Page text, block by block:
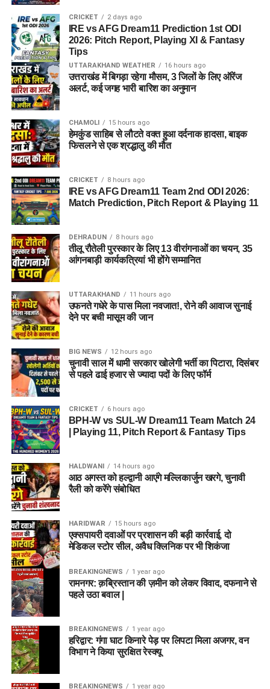
CRICKET 2 days ago
IRE vs AFG Dream11 Prediction 1st ODI
2026: Pitch Report, Playing XI & Fantasy
Tips
UTTARAKHAND WEATHER 16 hours ago
उत्तराखंड में बिगड़ा रहेगा मौसम, 3 जिलों के लिए ऑरेंज
अलर्ट, कई जगह भारी बारिश का अनुमान
CHAMOLI 15 hours ago
हेमकुंड साहिब से लौटते वक्त हुआ दर्दनाक हादसा, बाइक
फिसलने से एक श्रद्धालु की मौत
CRICKET 8 hours ago
IRE vs AFG Dream11 Team 2nd ODI 2026:
Match Prediction, Pitch Report & Playing 11
DEHRADUN 8 hours ago
तीलू रौतेली पुरस्कार के लिए 13 वीरांगनाओं का चयन, 35
आंगनबाड़ी कार्यकत्रियां भी होंगे सम्मानित
UTTARAKHAND 11 hours ago
उफनते गधेरे के पास मिला नवजात!, रोने की आवाज सुनाई
देने पर बची मासूम की जान
BIG NEWS 12 hours ago
चुनावी साल में धामी सरकार खोलेगी भर्ती का पिटारा, दिसंबर
से पहले ढाई हजार से ज्यादा पदों के लिए फॉर्म
CRICKET 6 hours ago
BPH-W vs SUL-W Dream11 Team Match 24
| Playing 11, Pitch Report & Fantasy Tips
HALDWANI 14 hours ago
आठ अगस्त को हल्द्वानी आएंगे मल्लिकार्जुन खरगे, चुनावी
रैली को करेंगे संबोधित
HARIDWAR 15 hours ago
एक्सपायरी दवाओं पर प्रशासन की बड़ी कार्रवाई, दो
मेडिकल स्टोर सील, अवैध क्लिनिक पर भी शिकंजा
BREAKINGNEWS 1 year ago
रामनगर: क़ब्रिस्तान की ज़मीन को लेकर विवाद, दफनाने से
पहले उठा बवाल |
BREAKINGNEWS 1 year ago
हरिद्वार: गंगा घाट किनारे पेड़ पर लिपटा मिला अजगर, वन
विभाग ने किया सुरक्षित रेस्क्यू
BREAKINGNEWS 1 year ago